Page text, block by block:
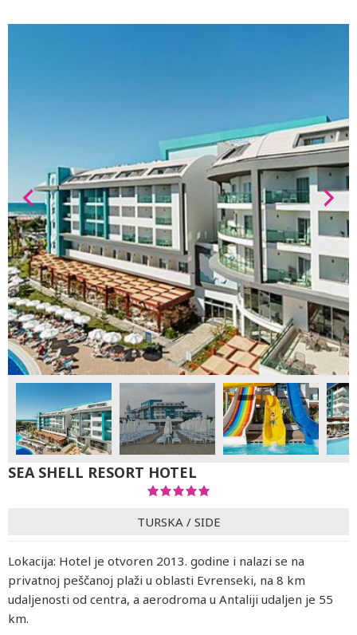
SEA SHELL RESORT HOTEL
TURSKA / SIDE
Lokacija: Hotel je otvoren 2013. godine i nalazi se na
privatnoj peščanoj plaži u oblasti Evrenseki, na 8 km
udaljenosti od centra, a aerodroma u Antaliji udaljen je 55
km.